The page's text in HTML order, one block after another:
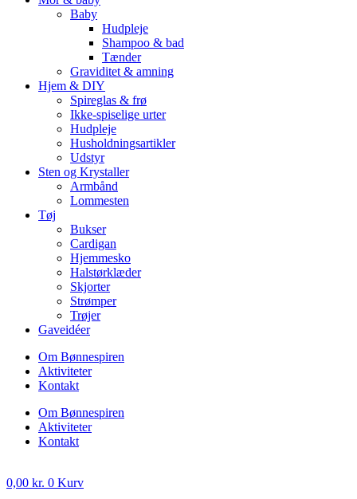
Baby
Hudpleje
Shampoo & bad
Tænder
Graviditet & amning
Hjem & DIY
Spireglas & frø
Ikke-spiselige urter
Hudpleje
Husholdningsartikler
Udstyr
Sten og Krystaller
Armbånd
Lommesten
Tøj
Bukser
Cardigan
Hjemmesko
Halstørklæder
Skjorter
Strømper
Trøjer
Gaveidéer
Om Bønnespiren
Aktiviteter
Kontakt
Om Bønnespiren
Aktiviteter
Kontakt
0,00 kr. 0 Kurv